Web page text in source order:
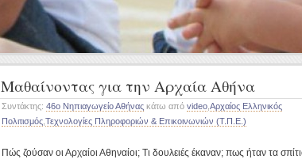
Μαθαίνοντας για την Αρχαία Αθήνα
Συντάκτης: 46ο Νηπιαγωγείο Αθήνας κάτω από video Αρχαίος Ελληνικός
Πολιτισμός Τεχνολογίες Πληροφοριών & Επικοινωνιών (Τ.Π.Ε.)
Πώς ζούσαν οι Αρχαίοι Αθηναίοι; Τι δουλειές έκαναν; πως ήταν τα